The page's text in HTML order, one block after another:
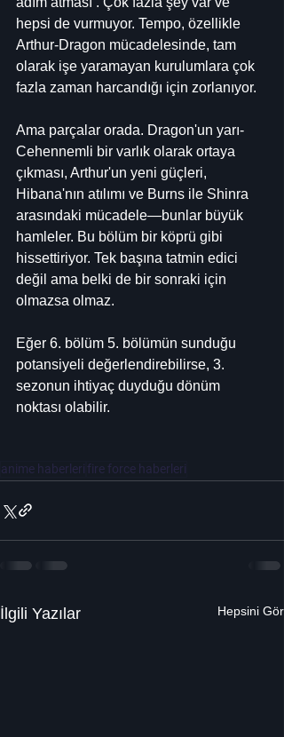
hepsi de vurmuyor. Tempo, özellikle
Arthur-Dragon mücadelesinde, tam
olarak işe yaramayan kurulumlara çok
fazla zaman harcandığı için zorlanıyor.
Ama parçalar orada. Dragon'un yarı-
Cehennemli bir varlık olarak ortaya
çıkması, Arthur'un yeni güçleri,
Hibana'nın atılımı ve Burns ile Shinra
arasındaki mücadele—bunlar büyük
hamleler. Bu bölüm bir köprü gibi
hissettiriyor. Tek başına tatmin edici
değil ama belki de bir sonraki için
olmazsa olmaz.
Eğer 6. bölüm 5. bölümün sunduğu
potansiyeli değerlendirebilirse, 3.
sezonun ihtiyaç duyduğu dönüm
noktası olabilir.
anime haberleri fire force haberleri
İlgili Yazılar Hepsini Gör